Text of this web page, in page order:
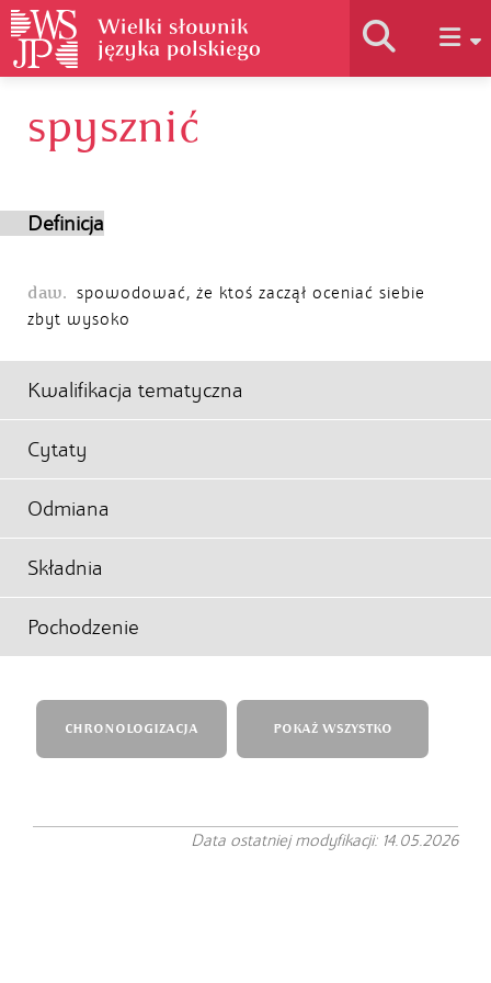
Historia słownika
spysznić
Definicja
daw. spowodować, że ktoś zaczął oceniać siebie
zbyt wysoko
Kwalifikacja tematyczna
Cytaty
Odmiana
Składnia
Pochodzenie
CHRONOLOGIZACJA POKAŻ WSZYSTKO
Data ostatniej modyfikacji: 14.05.2026